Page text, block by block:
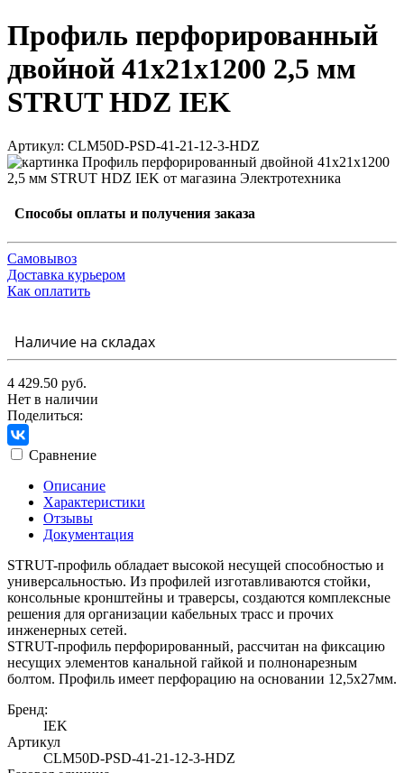
Профиль перфорированный
двойной 41х21х1200 2,5 мм
STRUT HDZ IEK
Артикул: CLM50D-PSD-41-21-12-3-HDZ
Способы оплаты и получения заказа
Самовывоз
Доставка курьером
Как оплатить
Наличие на складах
4 429.50 руб.
Нет в наличии
Поделиться:
Сравнение
Описание
Характеристики
Отзывы
Документация
STRUT-профиль обладает высокой несущей способностью и
универсальностью. Из профилей изготавливаются стойки,
консольные кронштейны и траверсы, создаются комплексные
решения для организации кабельных трасс и прочих
инженерных сетей.
STRUT-профиль перфорированный, рассчитан на фиксацию
несущих элементов канальной гайкой и полнонарезным
болтом. Профиль имеет перфорацию на основании 12,5х27мм.
Бренд:
IEK
Артикул
CLM50D-PSD-41-21-12-3-HDZ